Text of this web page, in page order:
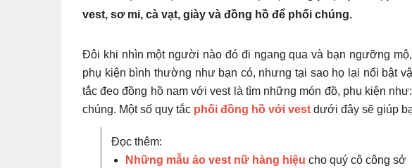
vest, sơ mi, cà vạt, giày và đồng hồ để phối chúng.
Đôi khi nhìn một người nào đó đi ngang qua và bạn ngưỡng
phụ kiện bình thường như bạn có, nhưng tại sao họ lại nổi bật
tắc đeo đồng hồ nam với vest là tìm những món đồ, phụ kiện
chúng. Một số quy tắc phối đồng hồ với vest dưới đây sẽ giúp
Đọc thêm:
Những mẫu áo vest nữ hàng hiệu cho quý cô công sở